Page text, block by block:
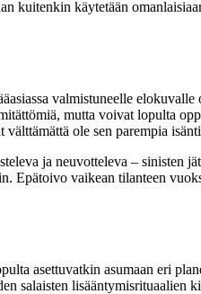
kuitenkin käytetään
valmistuneelle
mutta voivat lopulta
ole sen parempia
ja neuvotteleva – sinisten
vaikean tilanteen
asettuvatkin asumaan eri
salaisten lisääntymisrituaalien